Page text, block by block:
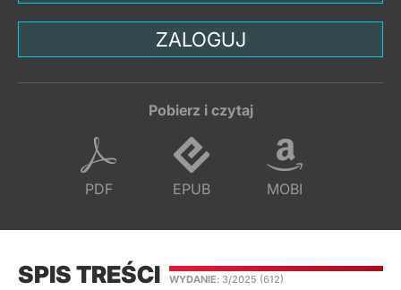
ZALOGUJ
Pobierz i czytaj
PDF EPUB MOBI
SPIS TREŚCI WYDANIE: 3/2025 (612)